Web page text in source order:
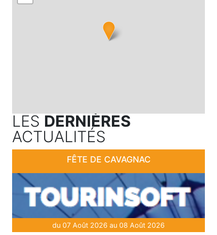
LES DERNIÈRES
ACTUALITÉS
FÊTE DE CAVAGNAC
du 07 Août 2026 au 08 Août 2026